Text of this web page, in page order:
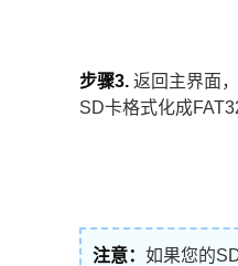
步骤3. 返回主界面
SD卡格式化成
注意： 如果您的